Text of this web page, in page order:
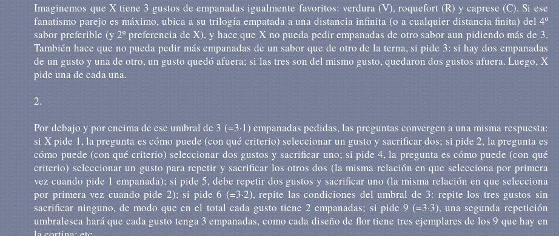
Imaginemos que X tiene 3 gustos de empanadas igualmente favoritos: verdura (V), roquefort (R) y caprese (C). Si ese
fanatismo parejo es máximo, ubica a su trilogía empatada a una distancia infinita (o a cualquier distancia finita) del 4º
sabor preferible (y 2º preferencia de X), y hace que X no pueda pedir empanadas de otro sabor aun pidiendo más de 3.
También hace que no pueda pedir más empanadas de un sabor que de otro de la terna, si pide 3: si hay dos empanadas
de un gusto y una de otro, un gusto quedó afuera; si las tres son del mismo gusto, quedaron dos gustos afuera. Luego, X
pide una de cada una.
2.
Por debajo y por encima de ese umbral de 3 (=3·1) empanadas pedidas, las preguntas convergen a una misma respuesta:
si X pide 1, la pregunta es cómo puede (con qué criterio) seleccionar un gusto y sacrificar dos; si pide 2, la pregunta es
cómo puede (con qué criterio) seleccionar dos gustos y sacrificar uno; si pide 4, la pregunta es cómo puede (con qué
criterio) seleccionar un gusto para repetir y sacrificar los otros dos (la misma relación en que selecciona por primera
vez cuando pide 1 empanada); si pide 5, debe repetir dos gustos y sacrificar uno (la misma relación en que selecciona
por primera vez cuando pide 2); si pide 6 (=3·2), repite las condiciones del umbral de 3: repite los tres gustos sin
sacrificar ninguno, de modo que en el total cada gusto tiene 2 empanadas; si pide 9 (=3·3), una segunda repetición
umbralesca hará que cada gusto tenga 3 empanadas, como cada diseño de flor tiene tres ejemplares de los 9 que hay en